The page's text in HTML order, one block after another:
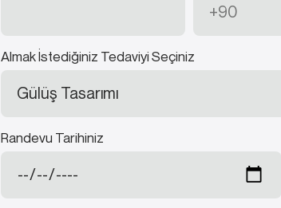
Almak İstediğiniz Tedaviyi Seçiniz
Randevu Tarihiniz